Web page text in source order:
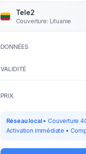
Tele2
Couverture: Lituanie
DONNÉES
VALIDITÉ
PRIX
Réseau local• Couverture
Activation immédiate •